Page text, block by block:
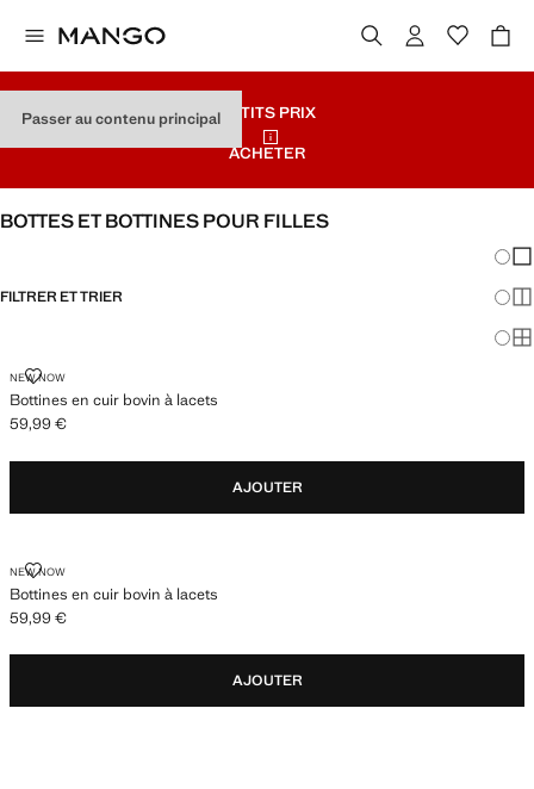
Passer au contenu principalPETITS PRIX
ACHETER
BOTTES ET BOTTINES POUR FILLES
FILTRER ET TRIER
NEW NOW
Bottines en cuir bovin à lacets
BOTTINES EN CUIR BOVIN À LACETS
Prix actuel [59,99 € ]
59,99 €
AJOUTER
NEW NOW
Bottines en cuir bovin à lacets
BOTTINES EN CUIR BOVIN À LACETS
Prix actuel [59,99 € ]
59,99 €
AJOUTER